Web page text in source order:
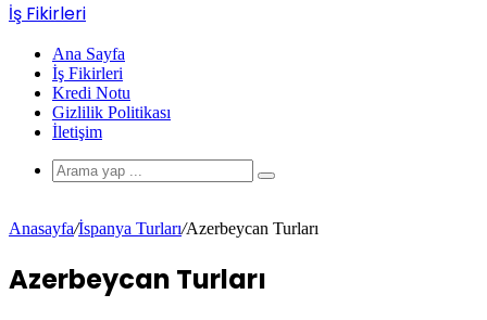
İş Fikirleri
Ana Sayfa
İş Fikirleri
Kredi Notu
Gizlilik Politikası
İletişim
Anasayfa/İspanya Turları/Azerbeycan Turları
Azerbeycan Turları